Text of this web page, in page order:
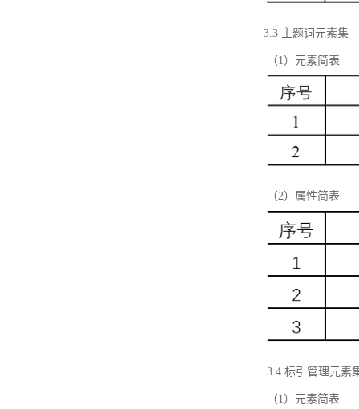
3.3 主题词元素集
（1）元素简表
（2）属性简表
3.4 标引管理元素
（1）元素简表